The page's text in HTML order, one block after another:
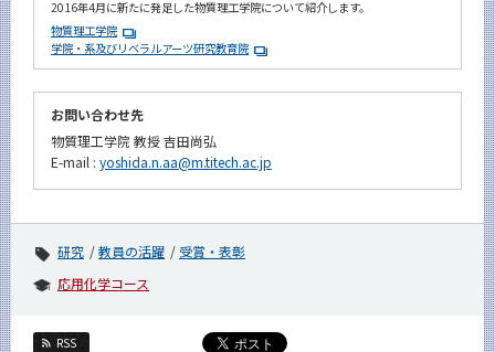
2016年4月に新たに発足した物質理工学院について紹介します。
物質理工学院
学院・系及びリベラルアーツ研究教育院
お問い合わせ先
物質理工学院 教授 吉田尚弘
E-mail : yoshida.n.aa@m.titech.ac.jp
研究 教員の活躍
受賞・表彰
応用化学コース
RSS